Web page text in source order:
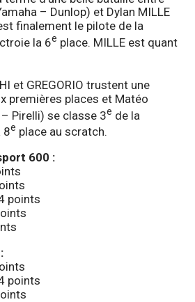
– Dunlop) et Dylan MILLE
finalement le pilote de la
la 6e place. MILLE est quant
et GREGORIO trustent une
premières places et Matéo
– Pirelli) se classe 3e de la
8e place au scratch.
600 :
points
points